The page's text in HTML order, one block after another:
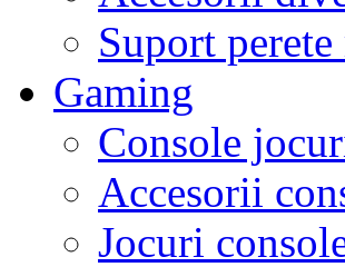
Suport
Gaming
Console
Accesorii
Jocuri